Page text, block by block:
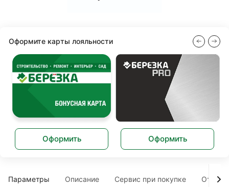
Оформите карты лояльности
Оформить Оформить
Параметры Описание Сервис при покупке Отзывы